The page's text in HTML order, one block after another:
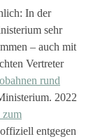
In der
sehr
– auch mit
Vertreter
rund
2022
zum
offiziell entgegen